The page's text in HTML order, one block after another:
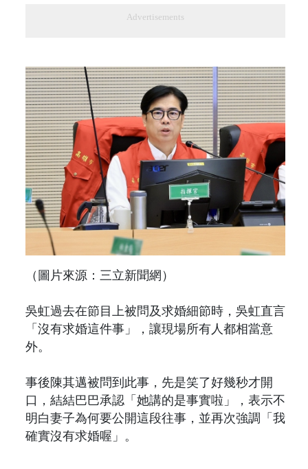
Advertisements
（圖片來源：三立新聞網）
吳虹過去在節目上被問及求婚細節時，吳虹直言
「沒有求婚這件事」，讓現場所有人都相當意
外。
事後陳其邁被問到此事，先是笑了好幾秒才開
口，結結巴巴承認「她講的是事實啦」，表示不
明白妻子為何要公開這段往事，並再次強調「我
確實沒有求婚喔」。